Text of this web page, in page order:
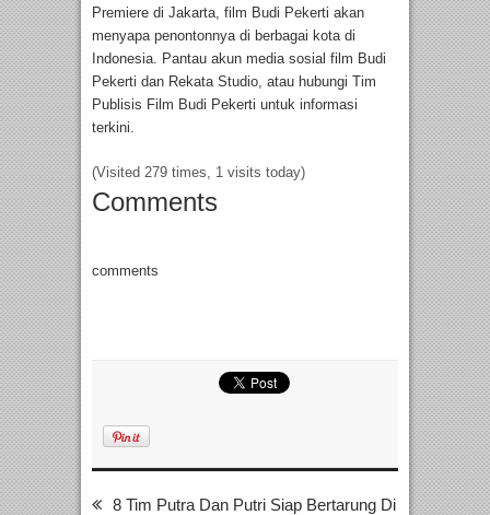
Premiere di Jakarta, film Budi Pekerti akan
menyapa penontonnya di berbagai kota di
Indonesia. Pantau akun media sosial film Budi
Pekerti dan Rekata Studio, atau hubungi Tim
Publisis Film Budi Pekerti untuk informasi
terkini.
(Visited 279 times, 1 visits today)
Comments
comments
8 Tim Putra Dan Putri Siap Bertarung Di